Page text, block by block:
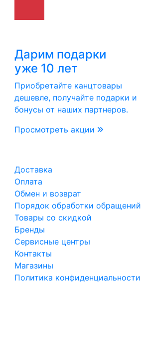
Дарим подарки
уже 10 лет
Приобретайте канцтовары
дешевле, получайте подарки и
бонусы от наших партнеров.
Просмотреть акции
Доставка
Оплата
Обмен и возврат
Порядок обработки обращений
Товары со скидкой
Бренды
Сервисные центры
Контакты
Магазины
Политика конфиденциальности